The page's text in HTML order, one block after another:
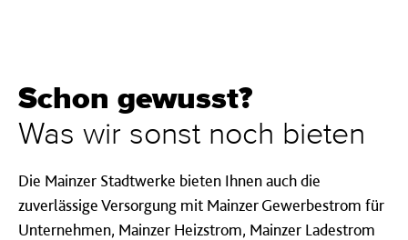
Schon gewusst?
Was wir sonst noch bieten
Die Mainzer Stadtwerke bieten Ihnen auch die
zuverlässige Versorgung mit Mainzer Gewerbestrom für
Unternehmen, Mainzer Heizstrom, Mainzer Ladestrom